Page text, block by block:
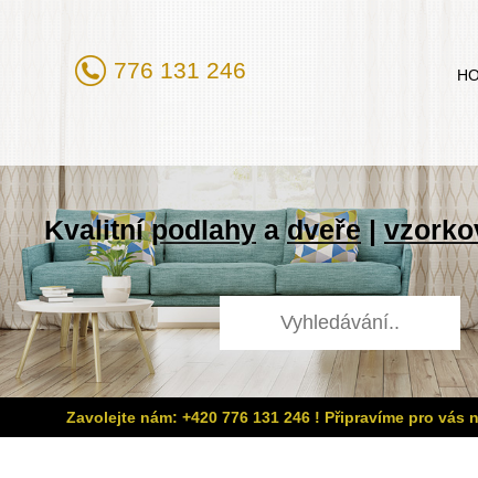
776 131 246
Kvalitnípodlahyadveře|
Zavolejte nám: +420 776 131 246 ! Připravíme pro